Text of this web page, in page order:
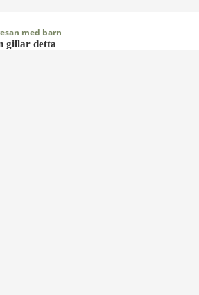
med barn
gillar detta